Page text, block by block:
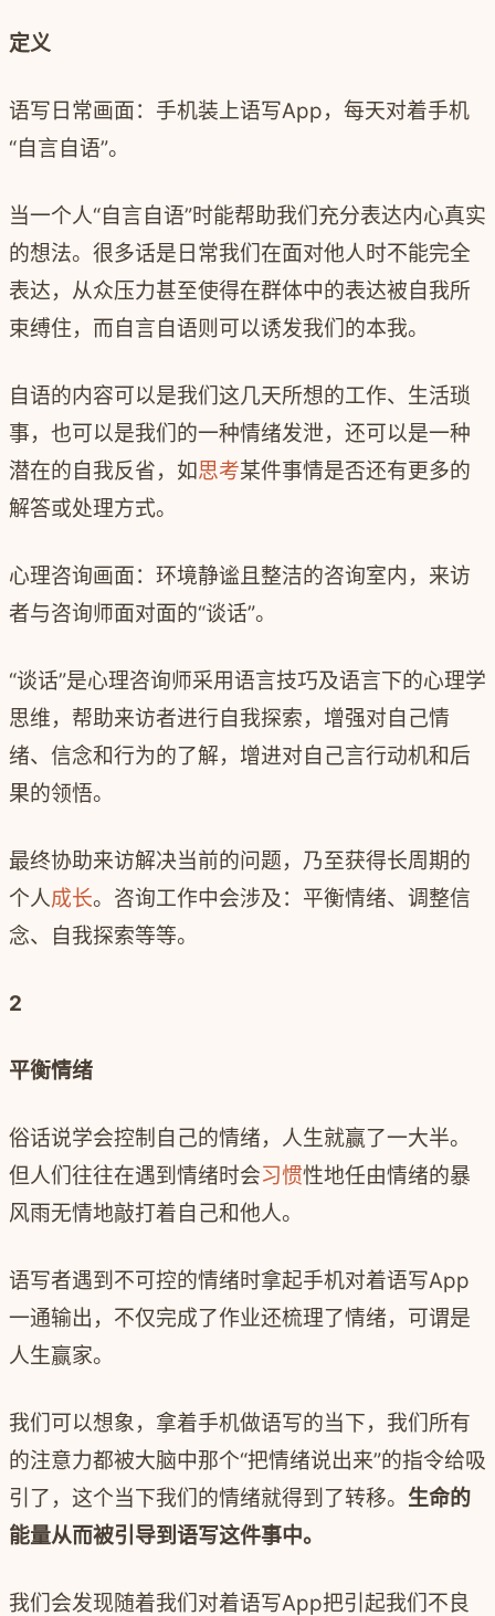
定义
语写日常画面：手机装上语写App，每天对着手机
“自言自语”。
当一个人“自言自语”时能帮助我们充分表达内心真实
的想法。很多话是日常我们在面对他人时不能完全
表达，从众压力甚至使得在群体中的表达被自我所
束缚住，而自言自语则可以诱发我们的本我。
自语的内容可以是我们这几天所想的工作、生活琐
事，也可以是我们的一种情绪发泄，还可以是一种
潜在的自我反省，如思考某件事情是否还有更多的
解答或处理方式。
心理咨询画面：环境静谧且整洁的咨询室内，来访
者与咨询师面对面的“谈话”。
“谈话”是心理咨询师采用语言技巧及语言下的心理学
思维，帮助来访者进行自我探索，增强对自己情
绪、信念和行为的了解，增进对自己言行动机和后
果的领悟。
最终协助来访解决当前的问题，乃至获得长周期的
个人成长。咨询工作中会涉及：平衡情绪、调整信
念、自我探索等等。
2
平衡情绪
俗话说学会控制自己的情绪，人生就赢了一大半。
但人们往往在遇到情绪时会习惯性地任由情绪的暴
风雨无情地敲打着自己和他人。
语写者遇到不可控的情绪时拿起手机对着语写App
一通输出，不仅完成了作业还梳理了情绪，可谓是
人生赢家。
我们可以想象，拿着手机做语写的当下，我们所有
的注意力都被大脑中那个“把情绪说出来”的指令给吸
引了，这个当下我们的情绪就得到了转移。 生命的
能量从而被引导到语写这件事中。
我们会发现随着我们对着语写App把引起我们不良